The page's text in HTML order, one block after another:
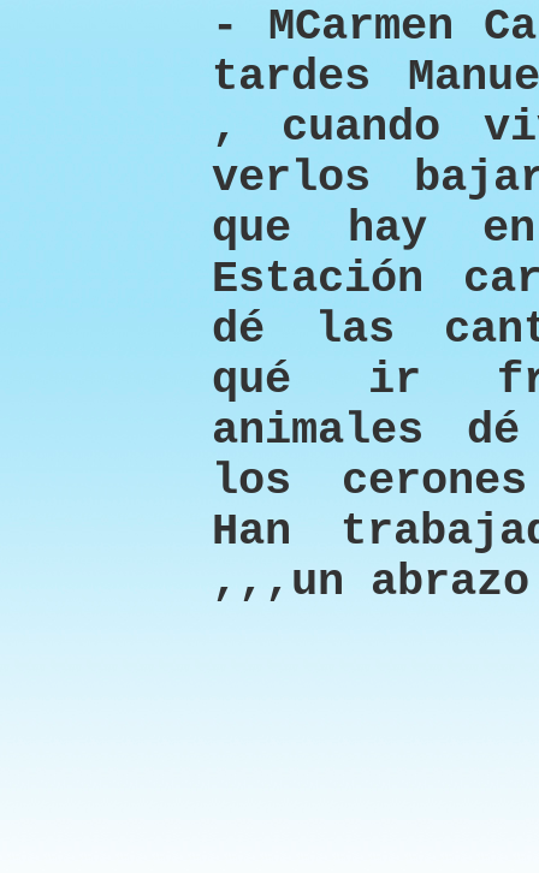
- MCarmen
tardes
, cuando
verlos
que hay
Estación
dé las
qué ir
animales
los
Han
,,,un abrazo